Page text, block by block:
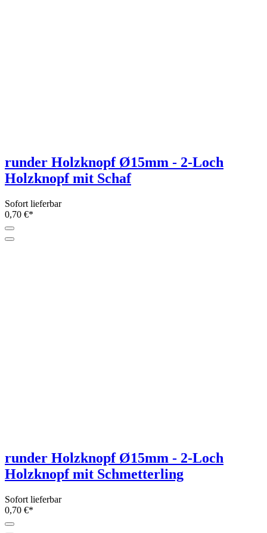
runder Holzknopf Ø15mm - 2-Loch
Holzknopf mit Schaf
Sofort lieferbar
0,70 €*
runder Holzknopf Ø15mm - 2-Loch
Holzknopf mit Schmetterling
Sofort lieferbar
0,70 €*